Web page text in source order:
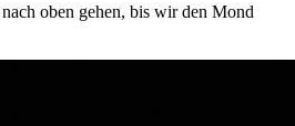
oben gehen, bis wir den Mond